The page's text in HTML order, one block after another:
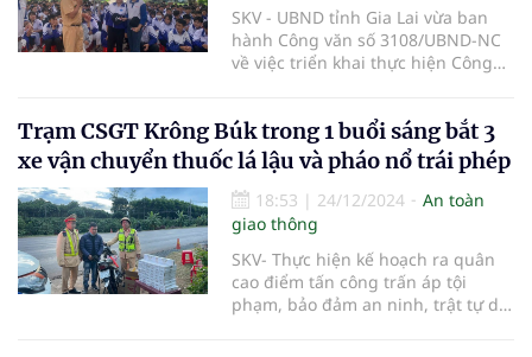
SKV - UBND tỉnh Gia Lai vừa ban
hành Công văn số 3108/UBND-NC
về việc triển khai thực hiện Công
phủ về nâng cao hiệu quả công tác
bảo đảm trật tự, an toàn giao
thông (TTATGT).
Trạm CSGT Krông Búk trong 1 buổi sáng bắt 3
xe vận chuyển thuốc lá lậu và pháo nổ trái phép
18:53 | 24/12/2024
An toàn
giao thông
SKV- Thực hiện kế hoạch ra quân
cao điểm tấn công trấn áp tội
phạm, bảo đảm an ninh, trật tự dịp